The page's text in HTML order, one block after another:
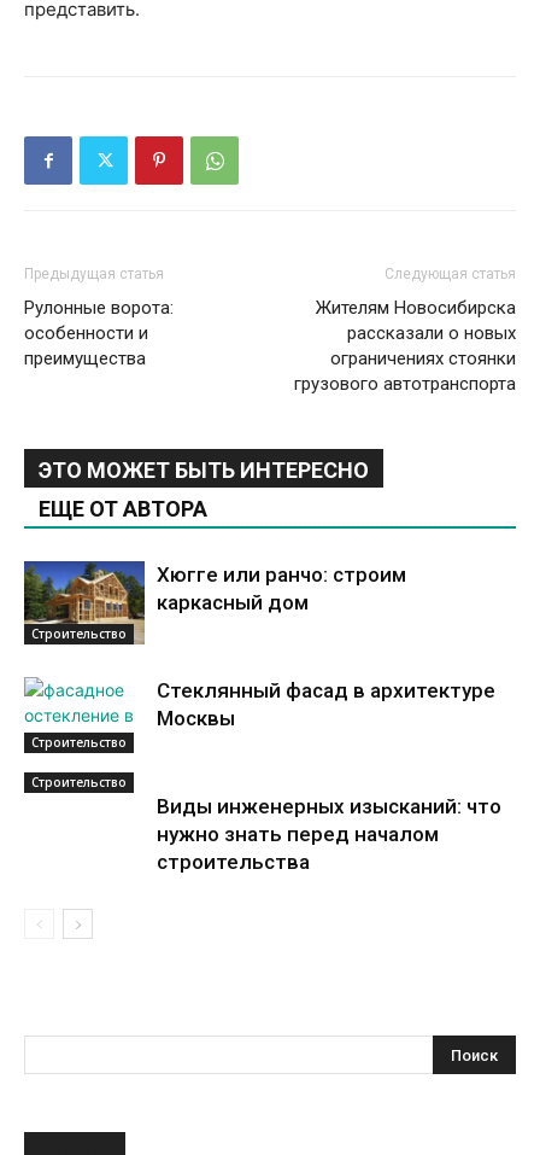
представить.
Предыдущая статья
Рулонные ворота:
особенности и
преимущества
Следующая статья
Жителям Новосибирска
рассказали о новых
ограничениях стоянки
грузового автотранспорта
ЭТО МОЖЕТ БЫТЬ ИНТЕРЕСНО
ЕЩЕ ОТ АВТОРА
Строительство
Хюгге или ранчо: строим
каркасный дом
Строительство
Стеклянный фасад в архитектуре
Москвы
Строительство
Виды инженерных изысканий: что
нужно знать перед началом
строительства